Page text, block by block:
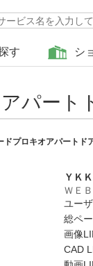
す シ
パート
ドプロキオアパートド
ＹＫ
ＷＥ
ユー
総ペ
画像
CAD